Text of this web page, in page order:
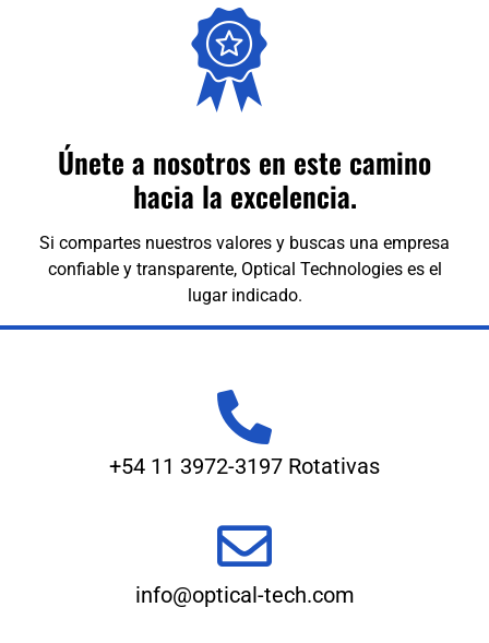
Únete a nosotros en este camino
hacia la excelencia.
Si compartes nuestros valores y buscas una empresa
confiable y transparente, Optical Technologies es el
lugar indicado.
+54 11 3972-3197 Rotativas
info@optical-tech.com